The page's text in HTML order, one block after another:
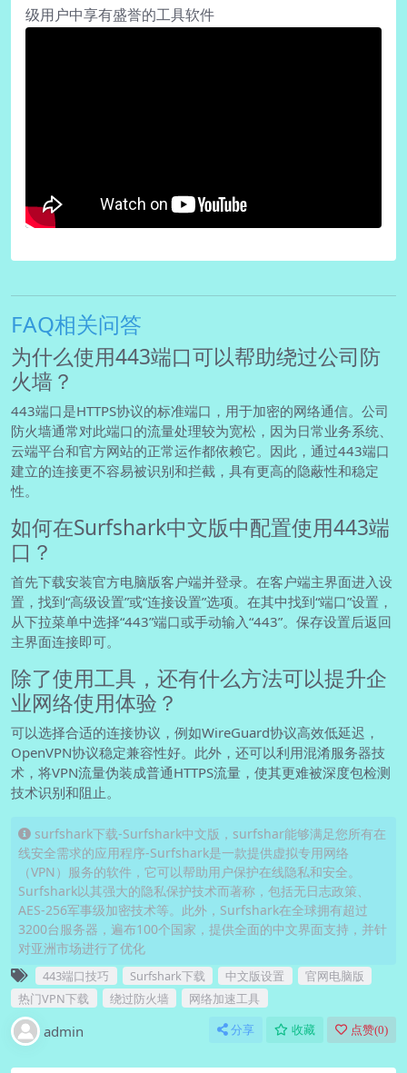
级用户中享有盛誉的工具软件
FAQ相关问答
为什么使用443端口可以帮助绕过公司防
火墙？
443端口是HTTPS协议的标准端口，用于加密的网络通信。公司
防火墙通常对此端口的流量处理较为宽松，因为日常业务系统、
云端平台和官方网站的正常运作都依赖它。因此，通过443端口
建立的连接更不容易被识别和拦截，具有更高的隐蔽性和稳定
性。
如何在Surfshark中文版中配置使用443端
口？
首先下载安装官方电脑版客户端并登录。在客户端主界面进入设
置，找到“高级设置”或“连接设置”选项。在其中找到“端口”设置，
从下拉菜单中选择“443”端口或手动输入“443”。保存设置后返回
主界面连接即可。
除了使用工具，还有什么方法可以提升企
业网络使用体验？
可以选择合适的连接协议，例如WireGuard协议高效低延迟，
OpenVPN协议稳定兼容性好。此外，还可以利用混淆服务器技
术，将VPN流量伪装成普通HTTPS流量，使其更难被深度包检测
技术识别和阻止。
surfshark下载-Surfshark中文版，surfshar能够满足您所有在
线安全需求的应用程序-Surfshark是一款提供虚拟专用网络
（VPN）服务的软件，它可以帮助用户保护在线隐私和安全。
Surfshark以其强大的隐私保护技术而著称，包括无日志政策、
AES-256军事级加密技术等。此外，Surfshark在全球拥有超过
3200台服务器，遍布100个国家，提供全面的中文界面支持，并针
对亚洲市场进行了优化
443端口技巧 Surfshark下载 中文版设置
官网电脑版
热门VPN下载
绕过防火墙 网络加速工具
admin 分享 收藏 点赞(0)